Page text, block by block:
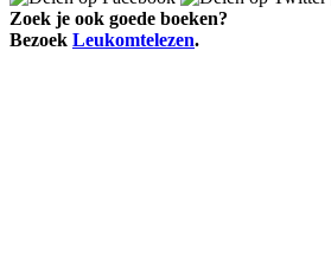
Zoek je ook goede boeken?
Bezoek Leukomtelezen.